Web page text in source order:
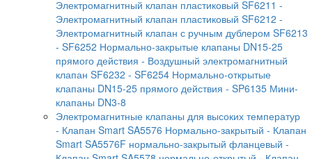
Электромагнитный клапан пластиковый SF6211 -
Электромагнитный клапан пластиковый SF6212 -
Электромагнитный клапан с ручным дублером SF6213
- SF6252 Нормально-закрытые клапаны DN15-25
прямого действия - Воздушный электромагнитный
клапан SF6232 - SF6254 Нормально-открытые
клапаны DN15-25 прямого действия - SP6135 Мини-
клапаны DN3-8
Электромагнитные клапаны для высоких температур
- Клапан Smart SA5576 Нормально-закрытый - Клапан
Smart SA5576F нормально-закрытый фланцевый -